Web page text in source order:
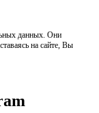
данных. Они
на сайте, Вы